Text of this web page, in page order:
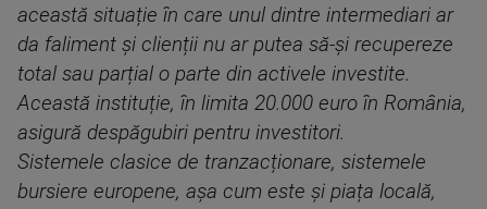
această situație în care unul dintre intermediari ar
da faliment și clienții nu ar putea să-și recupereze
total sau parțial o parte din activele investite.
Această instituție, în limita 20.000 euro în România,
asigură despăgubiri pentru investitori.
Sistemele clasice de tranzacționare, sistemele
bursiere europene, așa cum este și piața locală,